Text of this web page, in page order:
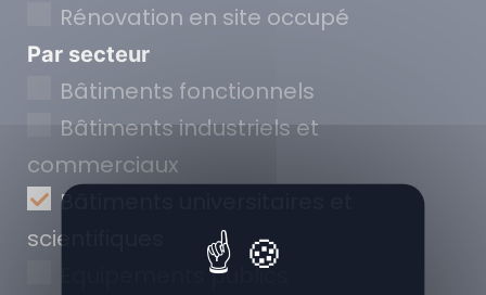
Rénovation en site occupé
Par secteur
Bâtiments fonctionnels
Bâtiments industriels et
commerciaux
Bâtiments universitaires et
scientifiques
Equipements publics